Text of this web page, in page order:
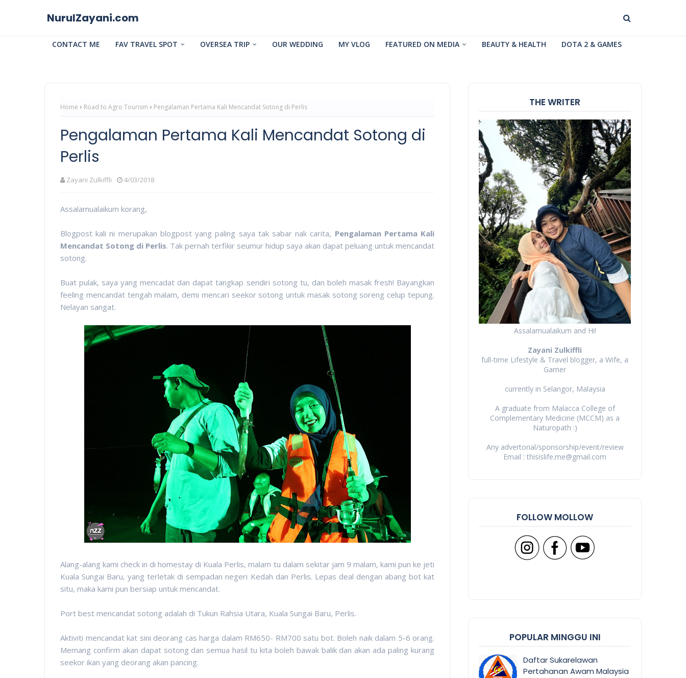
NurulZayani.com
CONTACT ME FAV TRAVEL SPOT OVERSEA TRIP OUR WEDDING MY VLOG FEATURED ON MEDIA BEAUTY & HEALTH DOTA 2 & GAMES
Home Road to Agro Tourism Pengalaman Pertama Kali Mencandat Sotong di Perlis
Pengalaman Pertama Kali Mencandat Sotong di
Perlis
Zayani Zulkiffli 4/03/2018
Assalamualaikum korang,
Blogpost kali ni merupakan blogpost yang paling saya tak sabar nak carita, Pengalaman Pertama Kali
Mencandat Sotong di Perlis. Tak pernah terfikir seumur hidup saya akan dapat peluang untuk mencandat
sotong.
Buat pulak, saya yang mencadat dan dapat tangkap sendiri sotong tu, dan boleh masak fresh! Bayangkan
feeling mencandat tengah malam, demi mencari seekor sotong untuk masak sotong soreng celup tepung.
Nelayan sangat.
Alang-alang kami check in di homestay di Kuala Perlis, malam tu dalam sekitar jam 9 malam, kami pun ke jeti
Kuala Sungai Baru, yang terletak di sempadan negeri Kedah dan Perlis. Lepas deal dengan abang bot kat
situ, maka kami pun bersiap untuk mencandat.
Port best mencandat sotong adalah di Tukun Rahsia Utara, Kuala Sungai Baru, Perlis.
Aktiviti mencandat kat sini deorang cas harga dalam RM650- RM700 satu bot. Boleh naik dalam 5-6 orang.
Memang confirm akan dapat sotong dan semua hasil tu kita boleh bawak balik dan akan ada paling kurang
seekor ikan yang deorang akan pancing.
THE WRITER
Assalamualaikum and Hi!
Zayani Zulkiffli
full-time Lifestyle & Travel blogger, a Wife, a
Gamer
currently in Selangor, Malaysia
A graduate from Malacca College of
Complementary Medicine (MCCM) as a
Naturopath :)
Any advertorial/sponsorship/event/review
Email : thisislife.me@gmail.com
FOLLOW MOLLOW
POPULAR MINGGU INI
Daftar Sukarelawan
Pertahanan Awam Malaysia